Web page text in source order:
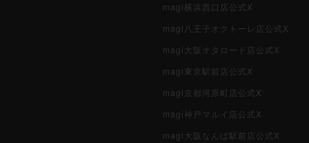
magi横浜西口店公式X
magi八王子オクトーレ店公式X
magi大阪オタロード店公式X
magi東京駅前店公式X
magi京都河原町店公式X
magi神戸マルイ店公式X
magi大阪なんば駅前店公式X